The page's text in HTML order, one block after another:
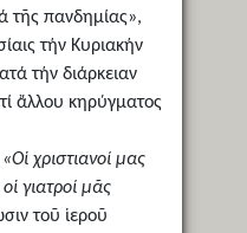
τῆς πανδημίας»,
τήν Κυριακήν
τήν διάρκειαν
ἄλλου κηρύγματος
«Οἱ χριστιανοί μας
γιατροί μᾶς
τοῦ ἱεροῦ